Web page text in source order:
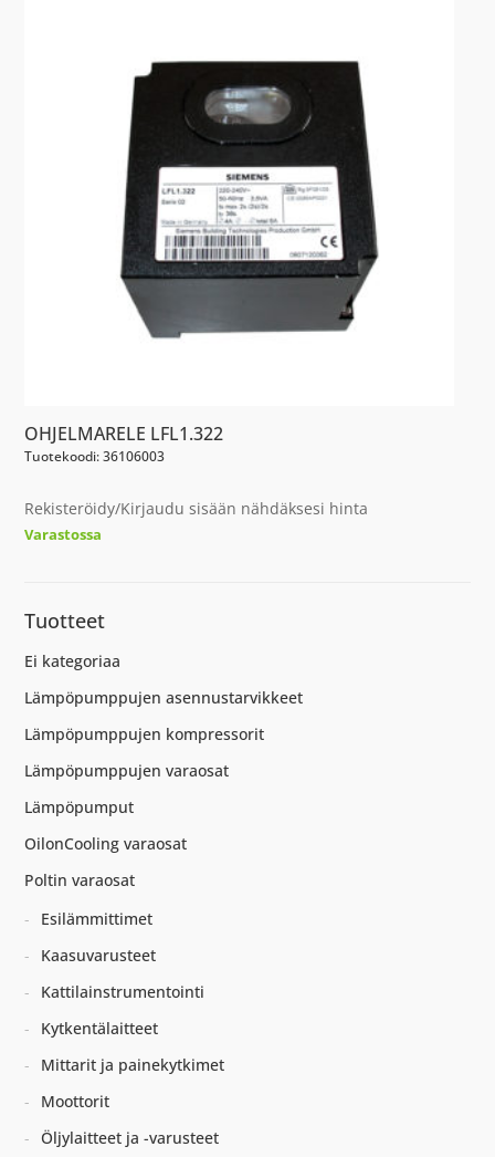
OHJELMARELE LFL1.322
Tuotekoodi: 36106003
Rekisteröidy/Kirjaudu sisään nähdäksesi hinta
Varastossa
Tuotteet
Ei kategoriaa
Lämpöpumppujen asennustarvikkeet
Lämpöpumppujen kompressorit
Lämpöpumppujen varaosat
Lämpöpumput
OilonCooling varaosat
Poltin varaosat
Esilämmittimet
Kaasuvarusteet
Kattilainstrumentointi
Kytkentälaitteet
Mittarit ja painekytkimet
Moottorit
Öljylaitteet ja -varusteet